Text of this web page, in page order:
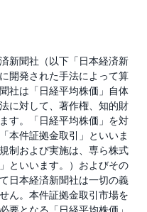
新聞社（以下「日本経済新
開発された手法によって算
社は「日経平均株価」自体
に対して、著作権、知的財
す。「日経平均株価」を対
本件証拠金取引」といいま
制および実施は、専ら株式
といいます。）およびその
日本経済新聞社は一切の義
ん。本件証拠金取引市場を
要となる「日経平均株価」